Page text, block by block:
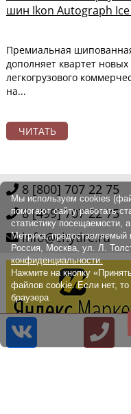
шин Ikon Autograph Ice
Премиальная
дополняет квартет
легкогрузового
на...
ЧИТАТЬ
8 [800] 707 22 75
8 [499] 707 22 75
info@citytire.ru
© 2014 - 2026
Наш сайт не
Мы используем cookies
помогают сайту работать
статистику посещаемости,
Метрика,
Россия, Москва, ул. Л.
конфиденциальности.
Нажмите на кнопку
файлов cookie. Если нет, то
браузера